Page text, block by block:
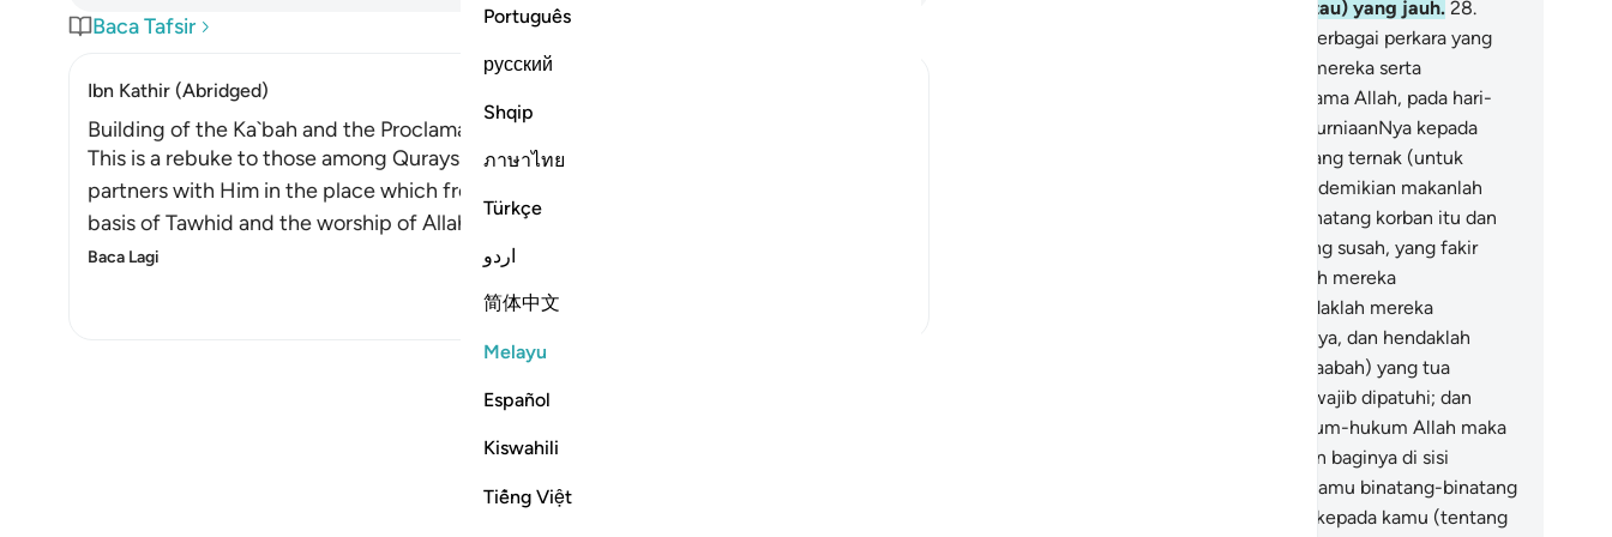
Português
русский
Shqip
ภาษาไทย
Türkçe
اردو
简体中文
Melayu
Español
Kiswahili
Tiếng Việt
Baca Tafsir
Ibn Kathir (Abridged)
Building of the Ka`bah and the Proclamation of the Hajj
This is a rebuke to those among Quraysh who worshipped others than Allah and joined
partners with Him in the place which from the outset had been established on the
basis of Tawhid and the worship of Allah Alone, with no partner or associate. Al
Baca Lagi
berbagai jalan (dan ceruk rantau) yang jauh. 28.
"Supaya mereka menyaksikan berbagai perkara yang
mendatangkan faedah kepada mereka serta
memperingati dan menyebut nama Allah, pada hari-
hari yang tertentu, kerana pengurniaanNya kepada
mereka dengan binatang-binatang ternak (untuk
dijadikan korban); dengan yang demikian makanlah
kamu dari (daging) binatang-binatang korban itu dan
berilah makan kepada orang yang susah, yang fakir
"Kemudian hendaklah mereka
membersihkan dirinya dan hendaklah mereka
menyempurnakan nazar-nazarnya, dan hendaklah
mereka tawaf akan Baitullah (Kaabah) yang tua
Itulah yang wajib dipatuhi; dan
sesiapa yang menghormati hukum-hukum Allah maka
yang demikian menjadi kebaikan baginya di sisi
Tuhannya. Dan dihalalkan bagi kamu binatang-binatang
ternak, kecuali yang dibacakan kepada kamu (tentang